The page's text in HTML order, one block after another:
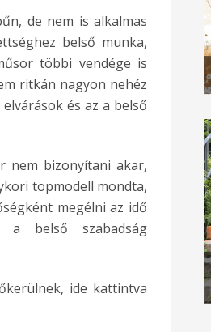
de nem is alkalmas
belső munka,
többi vendége is
ritkán nagyon nehéz
és az a belső
nem bizonyítani akar,
topmodell mondta,
megélni az idő
a belső szabadság
ide kattintva